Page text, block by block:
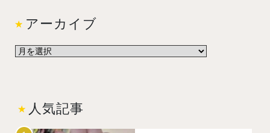
アーカイブ
人気記事